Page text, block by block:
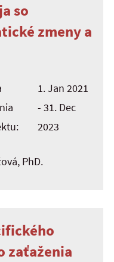
so
zmeny a
1. Jan 2021
- 31. Dec
2023
PhD.
zaťaženia